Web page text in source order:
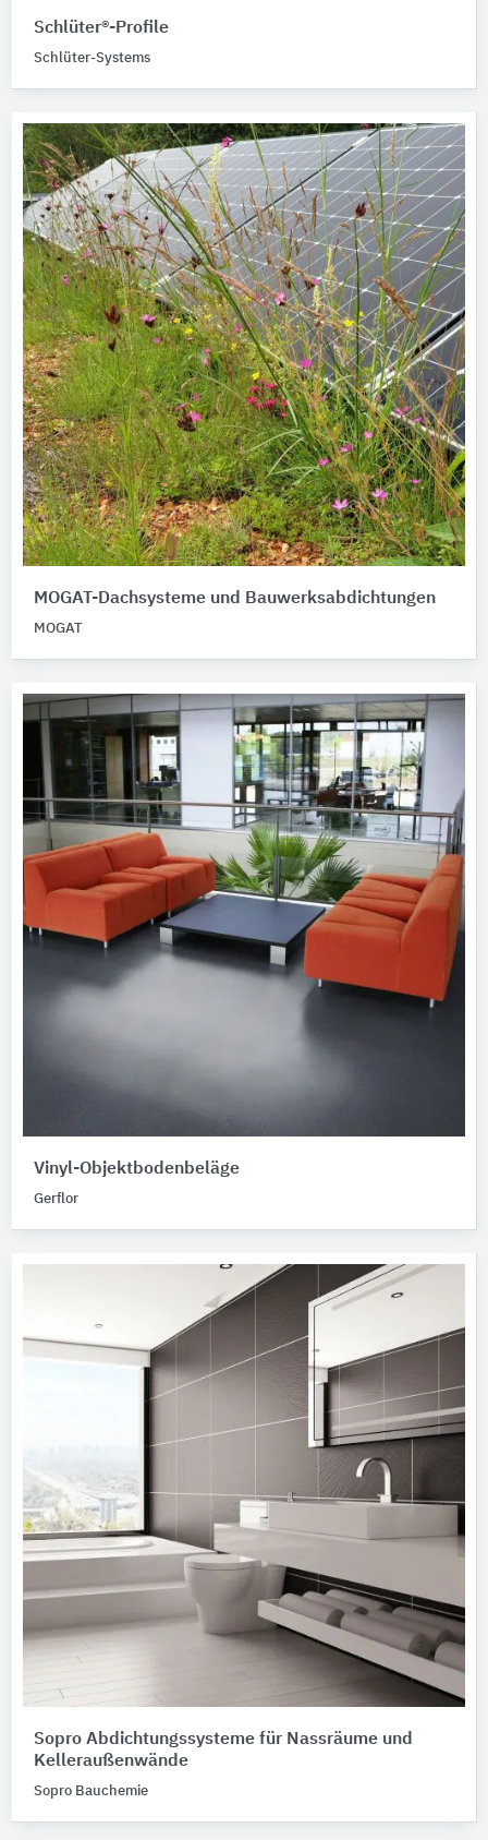
Schlüter®-Profile
Schlüter-Systems
MOGAT-Dachsysteme und Bauwerksabdichtungen
MOGAT
Vinyl-Objektbodenbeläge
Gerflor
Sopro Abdichtungssysteme für Nassräume und
Kelleraußenwände
Sopro Bauchemie